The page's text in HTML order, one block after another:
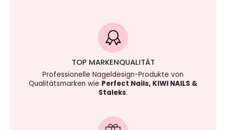
TOP MARKENQUALITÄT
Professionelle Nageldesign-Produkte von
Qualitätsmarken wie Perfect Nails, KIWI NAILS &
Staleks.